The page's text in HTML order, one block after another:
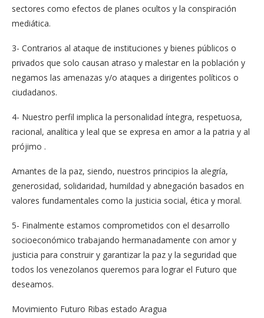
sectores como efectos de planes ocultos y la conspiración
mediática.
3- Contrarios al ataque de instituciones y bienes públicos o
privados que solo causan atraso y malestar en la población y
negamos las amenazas y/o ataques a dirigentes políticos o
ciudadanos.
4- Nuestro perfil implica la personalidad íntegra, respetuosa,
racional, analítica y leal que se expresa en amor a la patria y al
prójimo .
Amantes de la paz, siendo, nuestros principios la alegría,
generosidad, solidaridad, humildad y abnegación basados en
valores fundamentales como la justicia social, ética y moral.
5- Finalmente estamos comprometidos con el desarrollo
socioeconómico trabajando hermanadamente con amor y
justicia para construir y garantizar la paz y la seguridad que
todos los venezolanos queremos para lograr el Futuro que
deseamos.
Movimiento Futuro Ribas estado Aragua